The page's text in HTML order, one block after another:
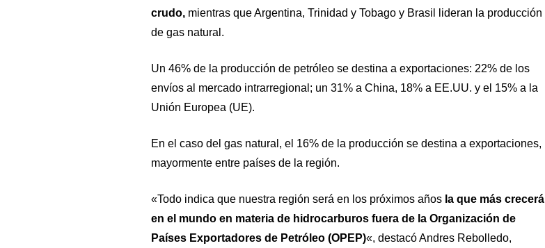
crudo,mientras que Argentina, Trinidad y Tobago y Brasil lideran la producción
de gas natural.
Un 46% de la producción de petróleo se destina a exportaciones: 22% de los
envíos al mercado intrarregional; un 31% a China, 18% a EE.UU. y el 15% a la
Unión Europea (UE).
En el caso del gas natural, el 16% de la producción se destina a exportaciones,
mayormente entre países de la región.
«Todo indica que nuestra región será en los próximos años la que más crecerá
en el mundo en materia de hidrocarburos fuera de la Organización de
Países Exportadores de Petróleo (OPEP)«, destacó Andres Rebolledo,